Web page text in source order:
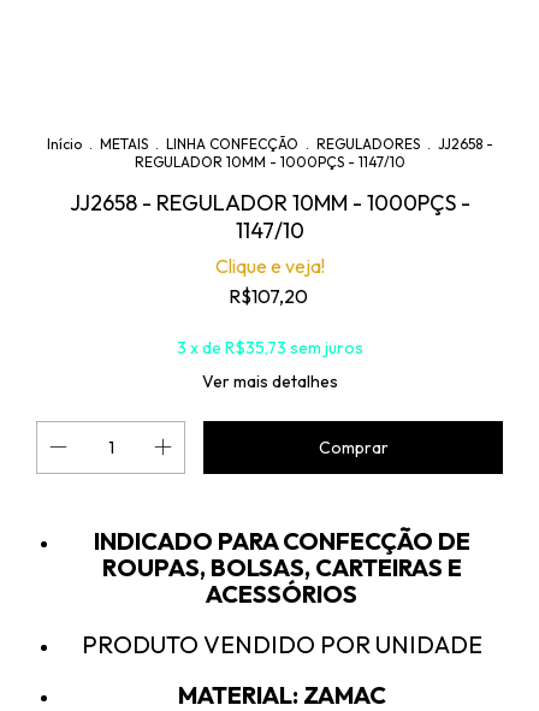
Início . METAIS . LINHA CONFECÇÃO . REGULADORES . JJ2658 -
REGULADOR 10MM - 1000PÇS - 1147/10
JJ2658 - REGULADOR 10MM - 1000PÇS -
1147/10
Clique e veja!
R$107,20
3 x de R$35,73 sem juros
Ver mais detalhes
INDICADO PARA CONFECÇÃO DE
ROUPAS, BOLSAS, CARTEIRAS E
ACESSÓRIOS
PRODUTO VENDIDO POR UNIDADE
MATERIAL: ZAMAC